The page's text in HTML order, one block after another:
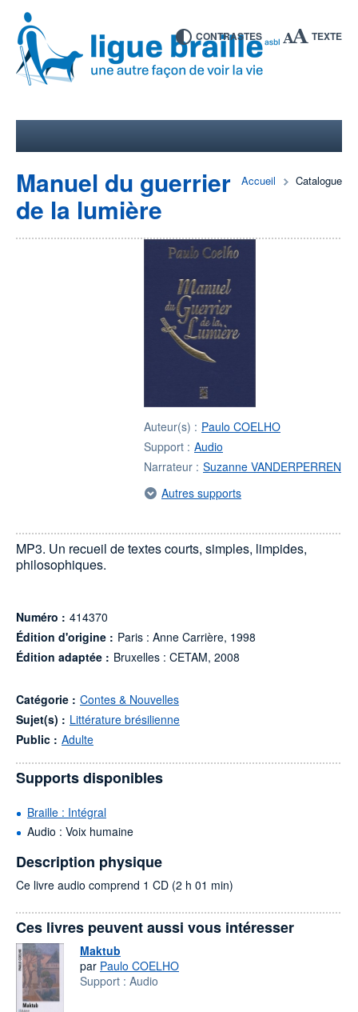
CONTRASTES TEXTE
Accueil Catalogue
Manuel du guerrier
de la lumière
Auteur(s) : Paulo COELHO
Support : Audio
Narrateur : Suzanne VANDERPERREN
Autres supports
MP3. Un recueil de textes courts, simples, limpides,
philosophiques.
Numéro : 414370
Édition d'origine : Paris : Anne Carrière, 1998
Édition adaptée : Bruxelles : CETAM, 2008
Catégorie : Contes & Nouvelles
Sujet(s) : Littérature brésilienne
Public : Adulte
Supports disponibles
Braille : Intégral
Audio : Voix humaine
Description physique
Ce livre audio comprend 1 CD (2 h 01 min)
Ces livres peuvent aussi vous intéresser
Maktub
par Paulo COELHO
Support : Audio